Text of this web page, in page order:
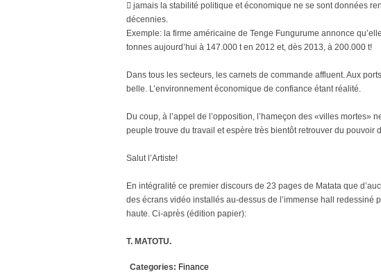
 jamais la stabilité politique et économique ne se sont données
décennies.
Exemple: la firme américaine de Tenge Fungurume annonce
tonnes aujourd’hui à 147.000 t en 2012 et, dès 2013, à 200.000 t!
Dans tous les secteurs, les carnets de commande affluent. Aux
belle. L’environnement économique de confiance étant réalité.
Du coup, à l’appel de l’opposition, l’hameçon des «villes mortes»
peuple trouve du travail et espère très bientôt retrouver du pouvoir
Salut l’Artiste!
En intégralité ce premier discours de 23 pages de Matata que
des écrans vidéo installés au-dessus de l’immense hall redessiné
haute. Ci-après (édition papier):
T. MATOTU.
Categories: Finance